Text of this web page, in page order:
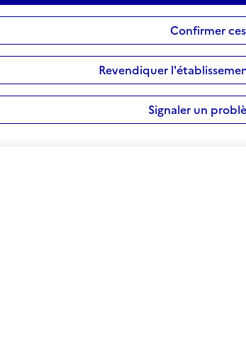
Confirmer
Revendiquer
Signaler un